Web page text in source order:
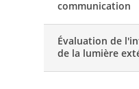
communication
Évaluation de
de la lumière